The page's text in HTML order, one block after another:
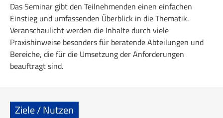
Das Seminar gibt den Teilnehmenden einen einfachen
Einstieg und umfassenden Überblick in die Thematik.
Veranschaulicht werden die Inhalte durch viele
Praxishinweise besonders für beratende Abteilungen und
Bereiche, die für die Umsetzung der Anforderungen
beauftragt sind.
Ziele / Nutzen